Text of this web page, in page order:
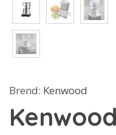
Brend: Kenwood